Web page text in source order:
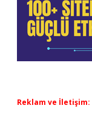
Reklam ve İletişim: